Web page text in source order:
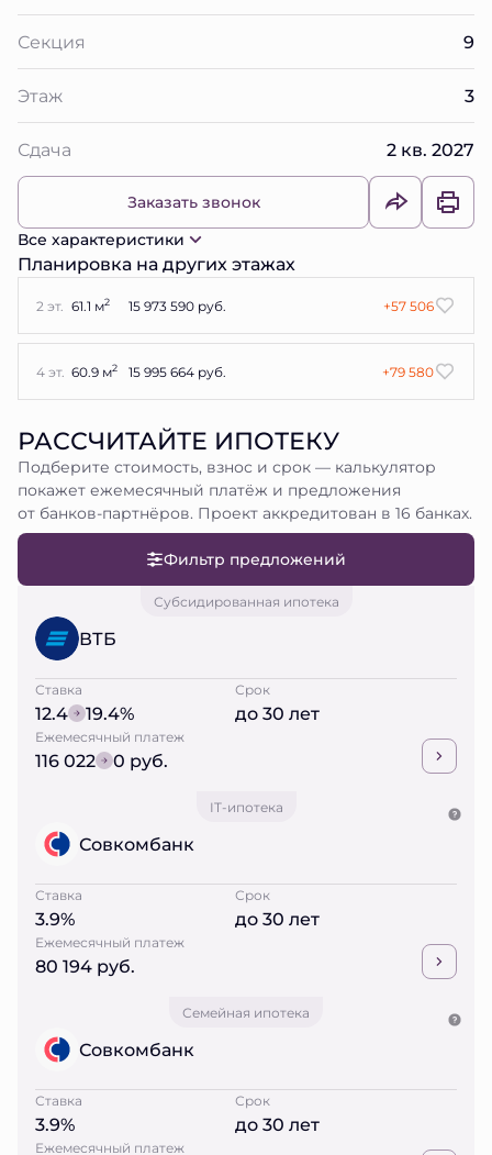
Секция 9
Этаж 3
Сдача 2 кв. 2027
Заказать звонок
Все характеристики
Планировка на других этажах
2 эт. 61.1 м2 15 973 590 руб. +57 506
4 эт. 60.9 м2 15 995 664 руб. +79 580
РАССЧИТАЙТЕ ИПОТЕКУ
Подберите стоимость, взнос и срок — калькулятор
покажет ежемесячный платёж и предложения
от банков-партнёров. Проект аккредитован в 16 банках.
Фильтр предложений
Субсидированная ипотека
ВТБ
Ставка
12.4 19.4%
Срок
до 30 лет
Ежемесячный платеж
116 022 0 руб.
IT-ипотека
Совкомбанк
Ставка
3.9%
Срок
до 30 лет
Ежемесячный платеж
80 194 руб.
Семейная ипотека
Совкомбанк
Ставка
3.9%
Срок
до 30 лет
Ежемесячный платеж